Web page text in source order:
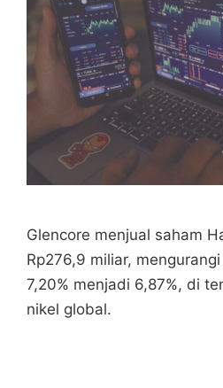
Glencore menjual saham
Rp276,9 miliar,
7,20% menjadi 6,87%, di
nikel global.